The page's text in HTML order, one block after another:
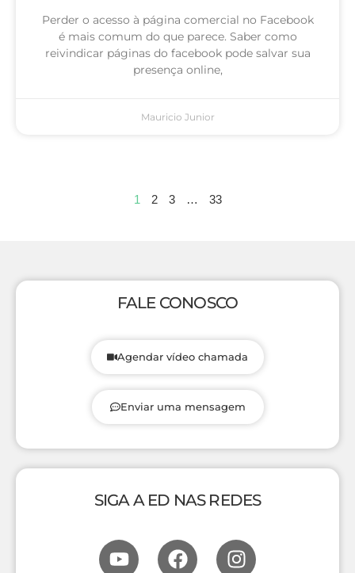
Perder o acesso à página comercial no Facebook
é mais comum do que parece. Saber como
reivindicar páginas do facebook pode salvar sua
presença online,
Mauricio Junior
1 2 3 … 33
FALE CONOSCO
Agendar vídeo chamada
Enviar uma mensagem
SIGA A ED NAS REDES